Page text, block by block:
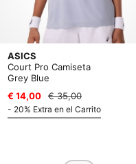
ASICS
Court Pro Camiseta
Grey Blue
€ 14,00
€ 35,00
- 20% Extra en el Carrito